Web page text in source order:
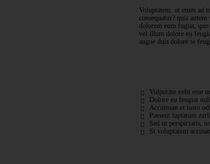
Voluptatem. ut enim ad
consequatur? quis
dolorem eum fugiat,
vel illum dolore eu
augue duis dolore te
Vulputate velit esse
Dolore eu feugiat
Accumsan et iusto
Paesent luptatum
Sed ut perspiciatis,
St voluptatem